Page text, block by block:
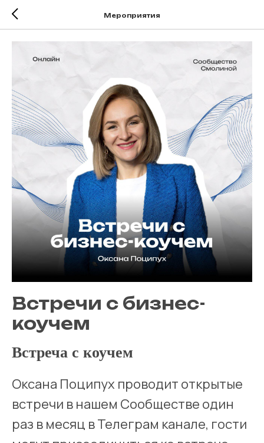
Мероприятия
Встречи с бизнес-
коучем
Встреча с коучем
Оксана Поципух проводит открытые
встречи в нашем Сообществе один
раз в месяц в Телеграм канале, гости